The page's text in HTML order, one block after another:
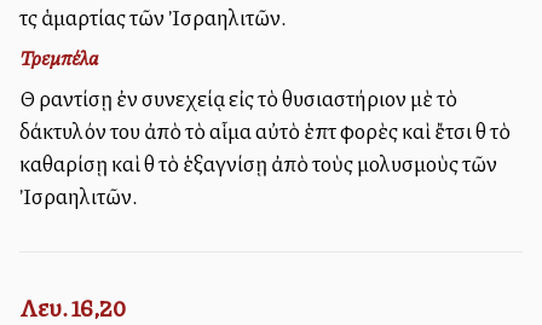
τὰς ἁμαρτίας τῶν Ἰσραηλιτῶν.
Τρεμπέλα
Θὰ ραντίσῃ ἐν συνεχείᾳ εἰς τὸ θυσιαστήριον μὲ τὸ
δάκτυλόν του ἀπὸ τὸ αἷμα αὐτὸ ἑπτὰ φορὲς καὶ ἔτσι θὰ τὸ
καθαρίσῃ καὶ θὰ τὸ ἑξαγνίσῃ ἀπὸ τοὺς μολυσμοὺς τῶν
Ἰσραηλιτῶν.
Λευ. 16,20